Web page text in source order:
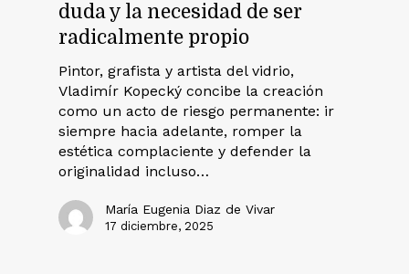
duda y la necesidad de ser
radicalmente propio
Pintor, grafista y artista del vidrio,
Vladimír Kopecký concibe la creación
como un acto de riesgo permanente: ir
siempre hacia adelante, romper la
estética complaciente y defender la
originalidad incluso…
María Eugenia Diaz de Vivar
17 diciembre, 2025